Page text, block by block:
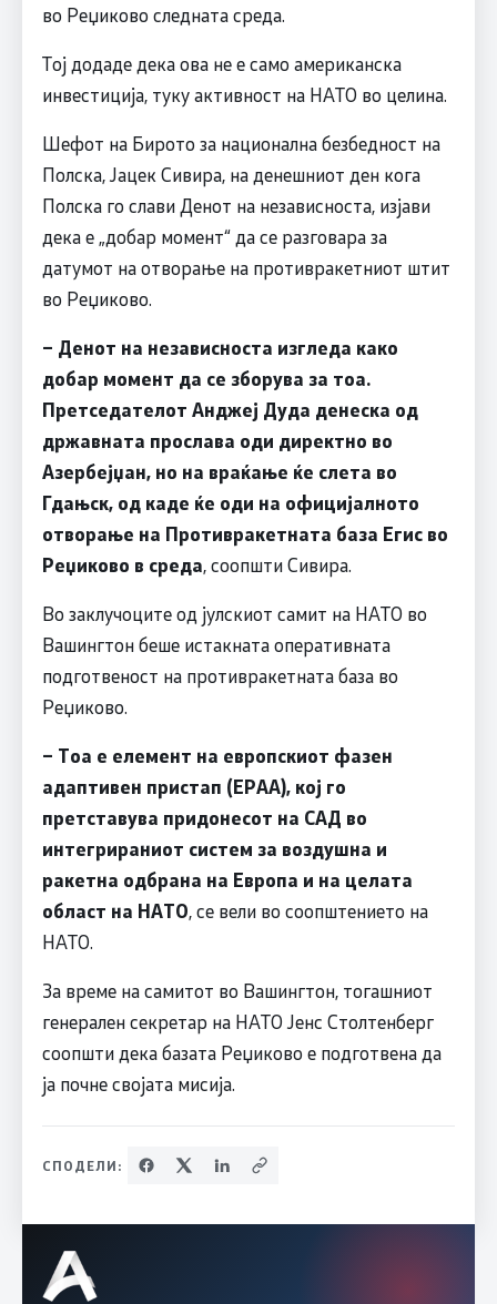
во Реџиково следната среда.
Тој додаде дека ова не е само американска
инвестиција, туку активност на НАТО во целина.
Шефот на Бирото за национална безбедност на
Полска, Јацек Сивира, на денешниот ден кога
Полска го слави Денот на независноста, изјави
дека е „добар момент“ да се разговара за
датумот на отворање на противракетниот штит
во Реџиково.
– Денот на независноста изгледа како
добар момент да се зборува за тоа.
Претседателот Анджеј Дуда денеска од
државната прослава оди директно во
Азербејџан, но на враќање ќе слета во
Гдањск, од каде ќе оди на официјалното
отворање на Противракетната база Егис во
Реџиково в среда, соопшти Сивира.
Во заклучоците од јулскиот самит на НАТО во
Вашингтон беше истакната оперативната
подготвеност на противракетната база во
Реџиково.
– Тоа е елемент на европскиот фазен
адаптивен пристап (EPAA), кој го
претставува придонесот на САД во
интегрираниот систем за воздушна и
ракетна одбрана на Европа и на целата
област на НАТО, се вели во соопштението на
НАТО.
За време на самитот во Вашингтон, тогашниот
генерален секретар на НАТО Јенс Столтенберг
соопшти дека базата Реџиково е подготвена да
ја почне својата мисија.
СПОДЕЛИ: